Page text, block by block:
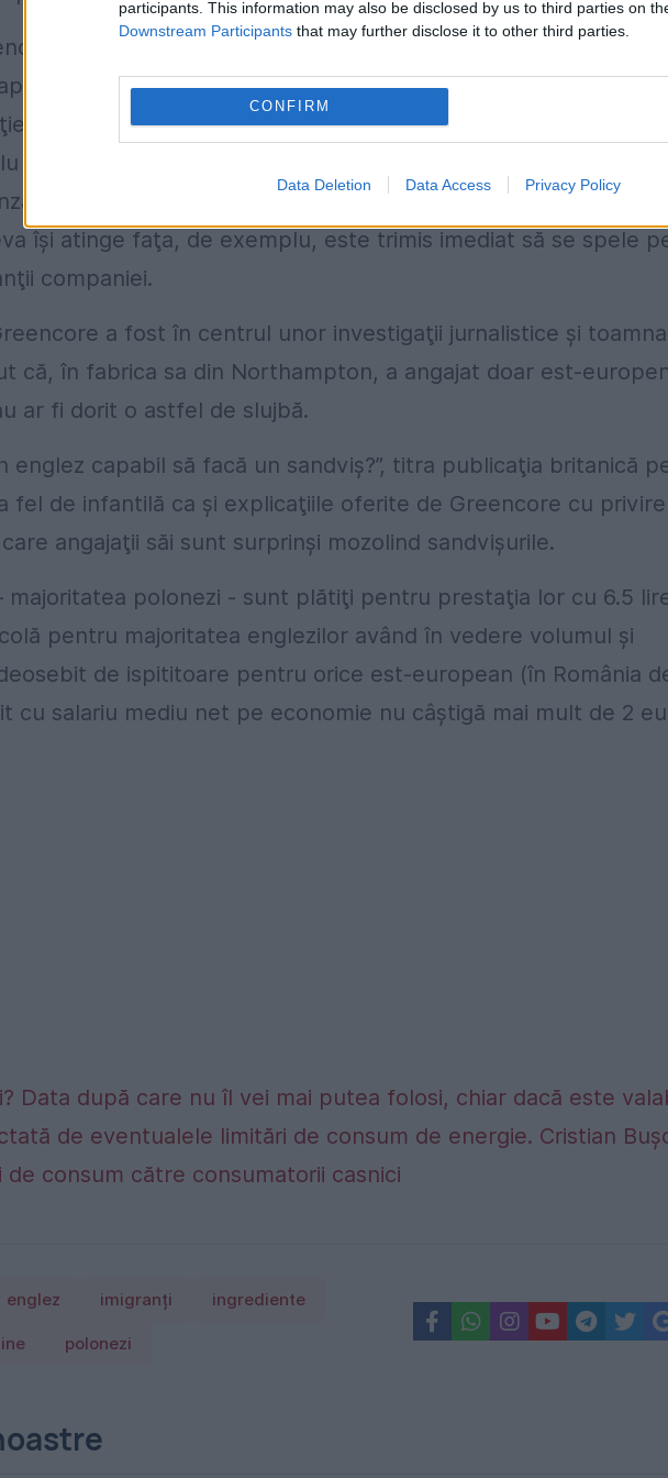
participants. This information may also be disclosed by us to third parties on
Downstream Participants that may further disclose it to other third parties.
CONFIRM
Data Deletion Data Access Privacy Policy
care produce cam 44% din sandvişurile de pe piaţa Marii
2000 de angajaţi ai săi – în mare parte est-
pentru că trebuie să dtecteze eventualele “contaminări” ale
o bucată rebelă dintr-un piept de pui care nu are ce căuta
sau caşcaval. Regulamentul este strict şi deosebit de sever
îşi atinge faţa, de exemplu, este trimis imediat să se spele
companiei.
a fost în centrul unor investigaţii jurnalistice şi toamna
că, în fabrica sa din Northampton, a angajat doar est-
ar fi dorit o astfel de slujbă.
englez capabil să facă un sandviş?”, titra publicaţia britanică
fel de infantilă ca şi explicaţiile oferite de Greencore cu
angajaţii săi sunt surprinşi mozolind sandvişurile.
majoritatea polonezi - sunt plătiţi pentru prestaţia lor cu 6.5
pentru majoritatea englezilor având în vedere volumul şi
de ispititoare pentru orice est-european (în România
cu salariu mediu net pe economie nu câştigă mai mult de 2
Data după care nu îl vei mai putea folosi, chiar dacă este
de eventualele limitări de consum de energie. Cristian
consum către consumatorii casnici
englez imigranți ingrediente
polonezi